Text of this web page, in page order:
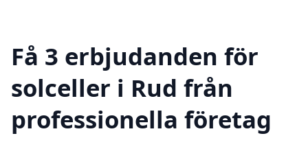
Få 3 erbjudanden för
solceller i Rud från
professionella företag